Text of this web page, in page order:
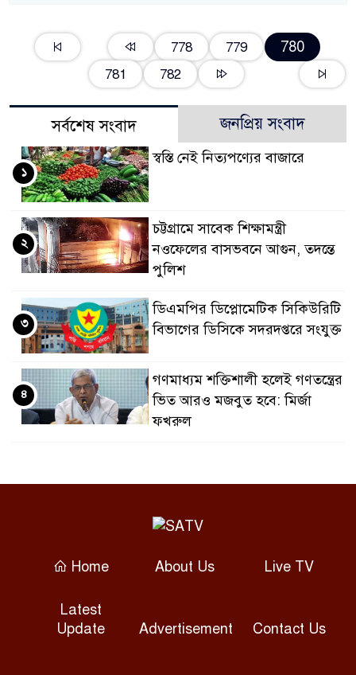
778 779 780
781 782
সর্বশেষ সংবাদ জনপ্রিয় সংবাদ
স্বস্তি নেই নিত্যপণ্যের বাজারে
১
চট্টগ্রামে সাবেক শিক্ষামন্ত্রী
নওফেলের বাসভবনে আগুন, তদন্তে
পুলিশ
২
ডিএমপির ডিপ্লোমেটিক সিকিউরিটি
বিভাগের ডিসিকে সদরদপ্তরে সংযুক্ত
৩
গণমাধ্যম শক্তিশালী হলেই গণতন্ত্রের
ভিত আরও মজবুত হবে: মির্জা
ফখরুল
৪
কিলোমিটার যানজট, চরম দুর্ভোগে
হয়েছে অভিনেতার?
অভিযোগ, কেরানীগঞ্জ থানায় জিডি
Home About Us Live TV
Latest
Update
Advertisement Contact Us